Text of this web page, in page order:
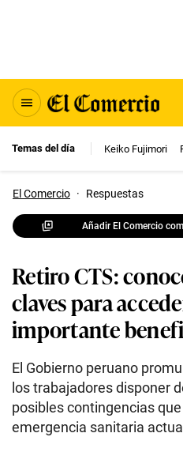
Temas del día Keiko Fujimori
El Comercio · Respuestas
Añadir El Comercio
Retiro CTS:
claves para
importante
El Gobierno peruano
los trabajadores disponer
posibles contingencias
emergencia sanitaria